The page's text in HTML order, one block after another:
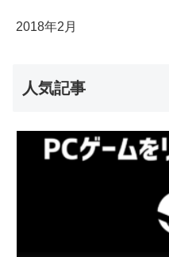
2018年2月
人気記事